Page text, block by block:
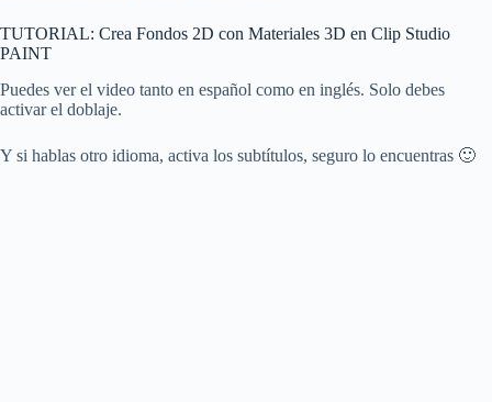
TUTORIAL: Crea Fondos 2D con Materiales 3D en Clip Studio
PAINT
Puedes ver el video tanto en español como en inglés. Solo debes
activar el doblaje.
Y si hablas otro idioma, activa los subtítulos, seguro lo encuentras 🙂